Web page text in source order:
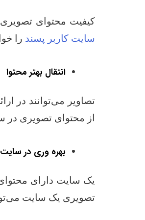
کیفیت محتوای
سایت کاربر پسند را
انتقال بهتر محتوا
تصاویر می‌توانند در
از محتوای تصویری در
بهره وری در سایت
یک سایت دارای
تصویری یک سایت